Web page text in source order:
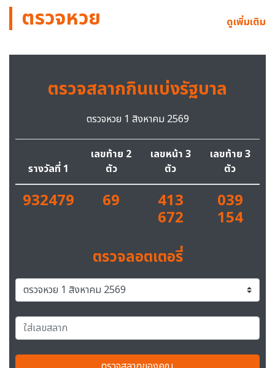
ตรวจหวย ดูเพิ่มเติม
ตรวจสลากกินแบ่งรัฐบาล
ตรวจหวย 1 สิงหาคม 2569
รางวัลที่ 1
เลขท้าย 2
ตัว
เลขหน้า 3
ตัว
เลขท้าย 3
ตัว
932479 69 413
672
039
154
ตรวจลอตเตอรี่